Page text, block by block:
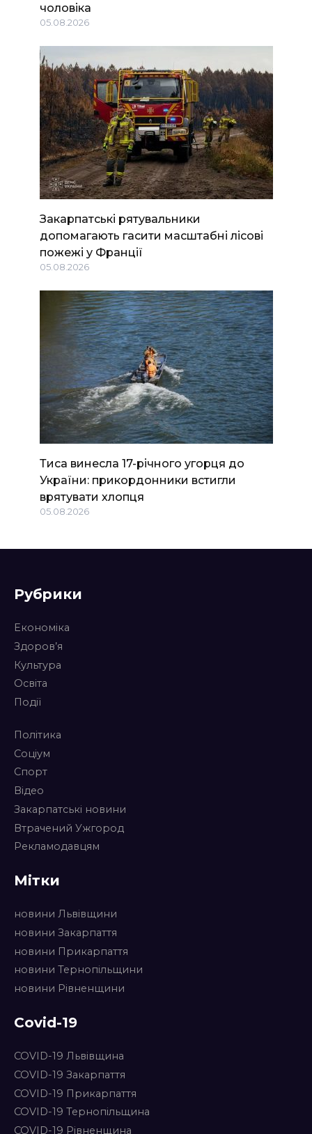
чоловіка
05.08.2026
Закарпатські рятувальники
допомагають гасити масштабні лісові
пожежі у Франції
05.08.2026
Тиса винесла 17-річного угорця до
України: прикордонники встигли
врятувати хлопця
05.08.2026
Рубрики
Економіка
Здоров’я
Культура
Освіта
Події
Політика
Соціум
Спорт
Відео
Закарпатські новини
Втрачений Ужгород
Рекламодавцям
Мітки
новини Львівщини
новини Закарпаття
новини Прикарпаття
новини Тернопільщини
новини Рівненщини
Covid-19
COVID-19 Львівщина
COVID-19 Закарпаття
COVID-19 Прикарпаття
COVID-19 Тернопільщина
COVID-19 Рівненщина